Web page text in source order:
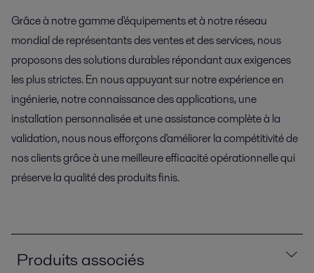
Grâce à notre gamme d'équipements et à notre réseau
mondial de représentants des ventes et des services, nous
proposons des solutions durables répondant aux exigences
les plus strictes. En nous appuyant sur notre expérience en
ingénierie, notre connaissance des applications, une
installation personnalisée et une assistance complète à la
validation, nous nous efforçons d'améliorer la compétitivité de
nos clients grâce à une meilleure efficacité opérationnelle qui
préserve la qualité des produits finis.
Produits associés